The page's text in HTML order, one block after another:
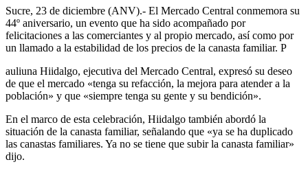
Sucre, 23 de diciembre (ANV).- El Mercado Central conmemora su
44º aniversario, un evento que ha sido acompañado por
felicitaciones a las comerciantes y al propio mercado, así como por
un llamado a la estabilidad de los precios de la canasta familiar. P
auliuna Hiidalgo, ejecutiva del Mercado Central, expresó su deseo
de que el mercado «tenga su refacción, la mejora para atender a la
población» y que «siempre tenga su gente y su bendición».
En el marco de esta celebración, Hiidalgo también abordó la
situación de la canasta familiar, señalando que «ya se ha duplicado
las canastas familiares. Ya no se tiene que subir la canasta familiar»
dijo.